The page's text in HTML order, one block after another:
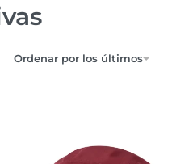
Ordenar por los últimos